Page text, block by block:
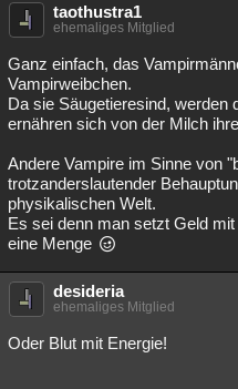
taothustra1
ehemaliges Mitglied
Ganz einfach, das
Vampirweibchen.
Da sie Säugetieresind, werden
ernähren sich von der Milch
Andere Vampire im Sinne von
trotzanderslautender
physikalischen Welt.
Es sei denn man setzt Geld
eine Menge
desideria
ehemaliges Mitglied
Oder Blut mit Energie!